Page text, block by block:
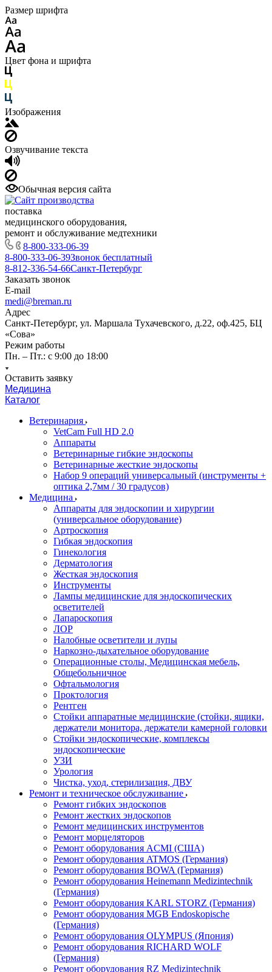
Размер шрифта
Цвет фона и шрифта
Изображения
Озвучивание текста
Обычная версия сайта
поставка
медицинского оборудования,
ремонт и обслуживание медтехники
8-800-333-06-39
8-800-333-06-39Звонок бесплатный
8-812-336-54-66Санкт-Петербург
Заказать звонок
E-mail
medi@breman.ru
Адрес
Санкт-Петербург, ул. Маршала Тухачевского, д.22, оф.425, БЦ
«Сова»
Режим работы
Пн. – Пт.: с 9:00 до 18:00
Оставить заявку
Медицина
Каталог
Ветеринария
VetCam Full HD 2.0
Аппараты
Ветеринарные гибкие эндоскопы
Ветеринарные жесткие эндоскопы
Набор 9 операций универсальный (инструменты +
оптика 2,7мм / 30 градусов)
Медицина
Аппараты для эндоскопии и хирургии
(универсальное оборудование)
Артроскопия
Гибкая эндоскопия
Гинекология
Дерматология
Жесткая эндоскопия
Инструменты
Лампы медицинские для эндоскопических
осветителей
Лапароскопия
ЛОР
Налобные осветители и лупы
Наркозно-дыхательное оборудование
Операционные столы, Медицинская мебель,
Общебольничное
Офтальмология
Проктология
Рентген
Стойки аппаратные медицинские (стойки, ящики,
держатели монитора, держатели камерной головки
Стойки эндоскопические, комплексы
эндоскопические
УЗИ
Урология
Чистка, уход, стерилизация, ДВУ
Ремонт и техническое обслуживание
Ремонт гибких эндоскопов
Ремонт жестких эндоскопов
Ремонт медицинских инструментов
Ремонт морцеляторов
Ремонт оборудования ACMI (США)
Ремонт оборудования ATMOS (Германия)
Ремонт оборудования BOWA (Германия)
Ремонт оборудования Heinemann Medizintechnik
(Германия)
Ремонт оборудования KARL STORZ (Германия)
Ремонт оборудования MGB Endoskopische
(Германия)
Ремонт оборудования OLYMPUS (Япония)
Ремонт оборудования RICHARD WOLF
(Германия)
Ремонт оборудования RZ Medizintechnik